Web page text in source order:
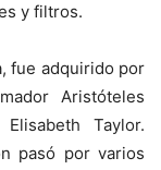
y filtros.
fue adquirido por
Aristóteles
Taylor.
pasó por varios